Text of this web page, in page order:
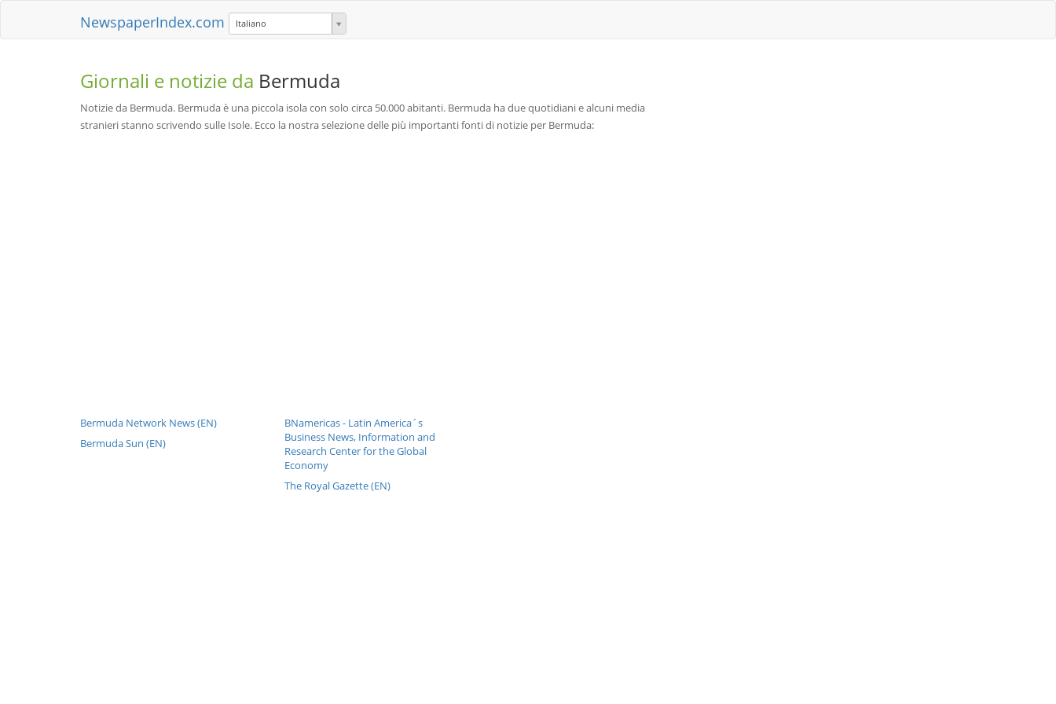
NewspaperIndex.com Italiano
Giornali e notizie da Bermuda
Notizie da Bermuda. Bermuda è una piccola isola con solo circa 50.000 abitanti. Bermuda ha due quotidiani e alcuni media
stranieri stanno scrivendo sulle Isole. Ecco la nostra selezione delle più importanti fonti di notizie per Bermuda:
Bermuda Network News (EN)
Bermuda Sun (EN)
BNamericas - Latin America´s
Business News, Information and
Research Center for the Global
Economy
The Royal Gazette (EN)